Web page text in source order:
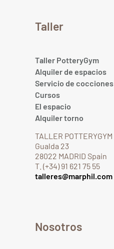
Taller
Taller PotteryGym
Alquiler de espacios
Servicio de cocciones
Cursos
El espacio
Alquiler torno
TALLER POTTERYGYM
Gualda 23
28022 MADRID Spain
T. (+34) 91 621 75 55
talleres@marphil.com
Nosotros